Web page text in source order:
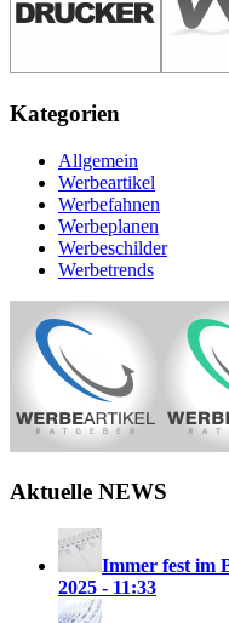
Kategorien
Allgemein
Werbeartikel
Werbefahnen
Werbeplanen
Werbeschilder
Werbetrends
Aktuelle NEWS
Immer fest im
2025 - 11:33